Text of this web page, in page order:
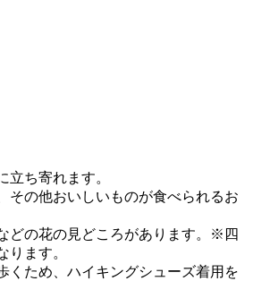
立ち寄れます。
その他おいしいものが食べられるお
どの花の見どころがあります。※四
ります。
くため、ハイキングシューズ着用を